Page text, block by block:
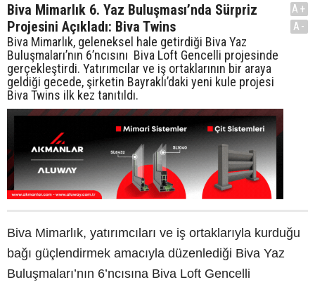
Biva Mimarlık 6. Yaz Buluşması’nda Sürpriz
Projesini Açıkladı: Biva Twins
Biva Mimarlık, geleneksel hale getirdiği Biva Yaz
Buluşmaları’nın 6’ncısını Biva Loft Gencelli projesinde
gerçekleştirdi. Yatırımcılar ve iş ortaklarının bir araya
geldiği gecede, şirketin Bayraklı’daki yeni kule projesi
Biva Twins ilk kez tanıtıldı.
A+
A-
Biva Mimarlık, yatırımcıları ve iş ortaklarıyla kurduğu
bağı güçlendirmek amacıyla düzenlediği Biva Yaz
Buluşmaları’nın 6’ncısına Biva Loft Gencelli